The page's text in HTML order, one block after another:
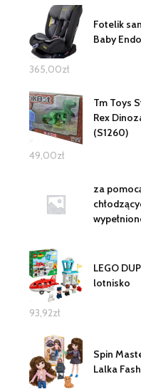
Fotelik
Baby
365,00zł
Tm Toys
Rex
(S1260)
49,00zł
za
LEGO
lotnisko
93,92zł
Spin
Lalka